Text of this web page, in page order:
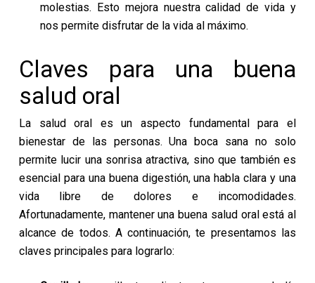
molestias. Esto mejora nuestra calidad de vida y
nos permite disfrutar de la vida al máximo.
Claves para una buena
salud oral
La salud oral es un aspecto fundamental para el
bienestar de las personas. Una boca sana no solo
permite lucir una sonrisa atractiva, sino que también es
esencial para una buena digestión, una habla clara y una
vida libre de dolores e incomodidades.
Afortunadamente, mantener una buena salud oral está al
alcance de todos. A continuación, te presentamos las
claves principales para lograrlo: